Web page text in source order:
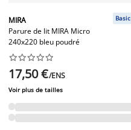
MIRA
Parure de lit MIRA Micro
240x220 bleu poudré
Basic






17,50 €/ENS
Voir plus de tailles